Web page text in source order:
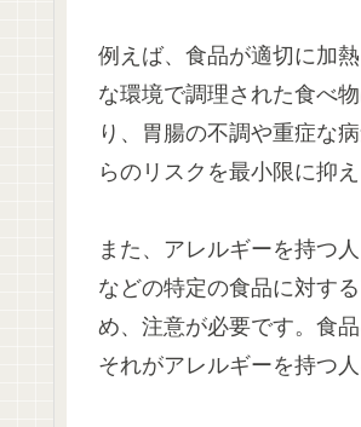
例えば、食品が適切に加
な環境で調理された食べ
り、胃腸の不調や重症な
らのリスクを最小限に抑
また、アレルギーを持つ
などの特定の食品に対す
め、注意が必要です。食
それがアレルギーを持つ